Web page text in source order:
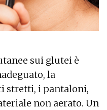
sui glutei è
la
stretti, i pantaloni,
non aerato. Un